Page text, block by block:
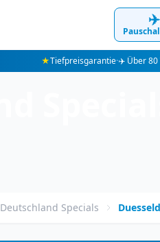
✈️
★Tiefpreisgarantie·✈️ Über
Deutschland Specials